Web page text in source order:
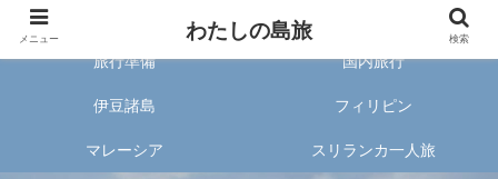
旅好きな20代女子が案内する旅のあれこれ✈︎
旅行準備 国内旅行
伊豆諸島 フィリピン
マレーシア スリランカ一人旅
メニュー わたしの島旅 検索